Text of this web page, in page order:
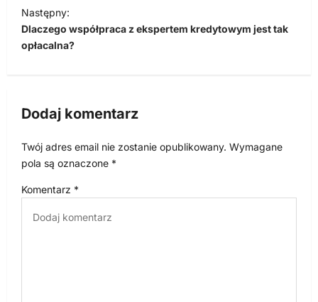
i
g
a
a
w
p
i
Następny:
Dlaczego współpraca z ekspertem kredytowym jest tak
opłacalna?
Dodaj komentarz
Twój adres email nie zostanie opublikowany. Wymagane
pola są oznaczone *
Komentarz *